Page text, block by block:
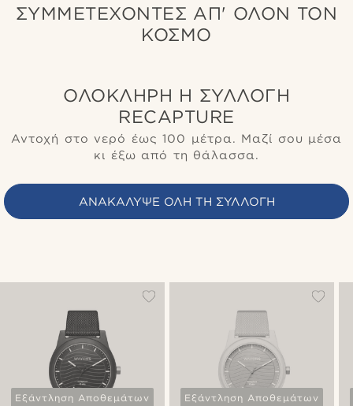
ΣΥΜΜΕΤΈΧΟΝΤΕΣ ΑΠ' ΌΛΟΝ ΤΟΝ
ΚΌΣΜΟ
ΟΛΌΚΛΗΡΗ Η ΣΥΛΛΟΓΉ
RECAPTURE
Αντοχή στο νερό έως 100 μέτρα. Μαζί σου μέσα
κι έξω από τη θάλασσα.
ΑΝΑΚΆΛΥΨΕ ΌΛΗ ΤΗ ΣΥΛΛΟΓΉ
Εξάντληση Αποθεμάτων Εξάντληση Αποθεμάτων